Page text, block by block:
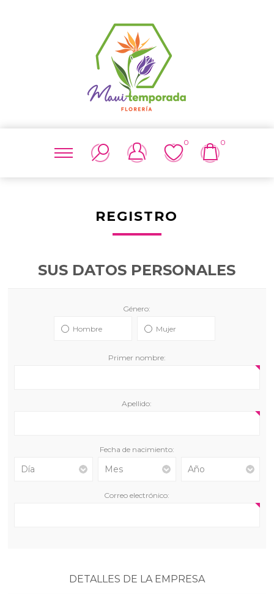
0 0
REGISTRO
SUS DATOS PERSONALES
Género:
Hombre Mujer
Primer nombre:
Apellido:
Fecha de nacimiento:
Correo electrónico:
DETALLES DE LA EMPRESA